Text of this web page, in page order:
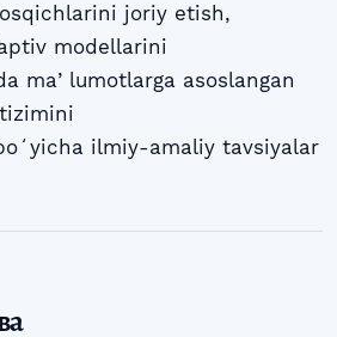
joriy etish,
modellarini
maʼlumotlarga asoslangan
ilmiy-amaliy tavsiyalar